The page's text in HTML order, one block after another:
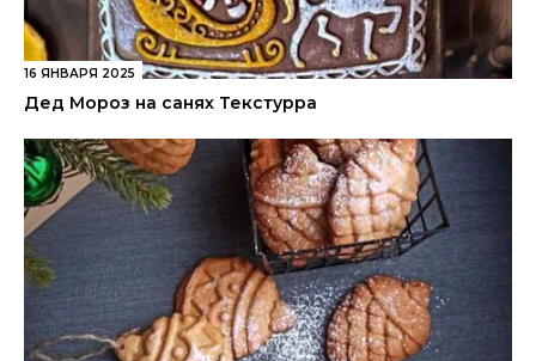
16 ЯНВАРЯ 2025
Дед Мороз на санях Текстурра